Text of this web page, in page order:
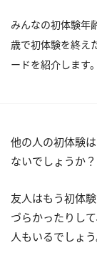
みんなの初体験
歳で初体験を終え
ードを紹介します。
他の人の初体験
ないでしょうか？
友人はもう初体
づらかったりし
人もいるでしょう